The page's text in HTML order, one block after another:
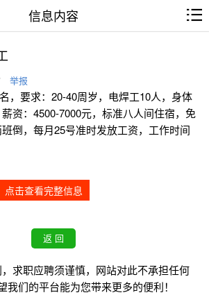
信息内容
举报
，要求：20-40周岁，电焊工10人，身体
资：4500-7000元，标准八人间住宿，免
倒，每月25号准时发放工资，工作时间
点击查看完整信息
求职应聘须谨慎，网站对此不承担任何
我们的平台能为您带来更多的便利！